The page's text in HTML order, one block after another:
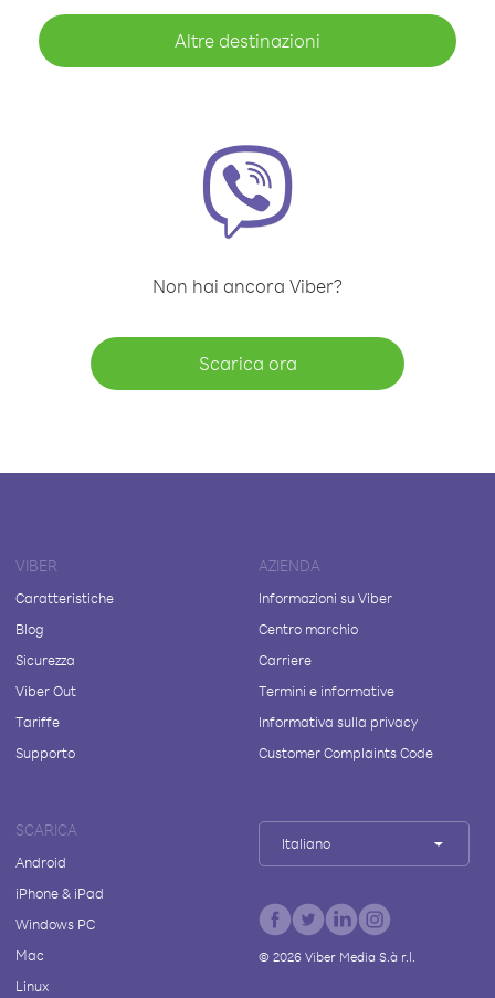
Altre destinazioni
Non hai ancora Viber?
Scarica ora
VIBER
Caratteristiche
Blog
Sicurezza
Viber Out
Tariffe
Supporto
AZIENDA
Informazioni su Viber
Centro marchio
Carriere
Termini e informative
Informativa sulla privacy
Customer Complaints Code
SCARICA
Android
iPhone & iPad
Windows PC
Mac
Linux
Italiano
© 2026Viber Media S.à r.l.